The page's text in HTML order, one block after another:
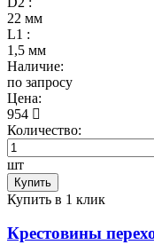
22 мм
L1 :
1,5 мм
Наличие:
по запросу
Цена:
954
Количество:
шт
Купить
Купить в 1 клик
Крестовины